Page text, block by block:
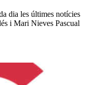
dia les últimes notícies
i Mari Nieves Pascual